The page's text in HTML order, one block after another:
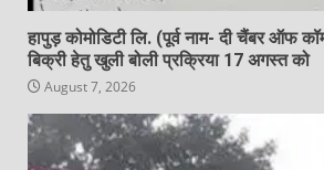
हापुड़ कोमोडिटी लि. (पूर्व नाम- दी चैंबर ऑफ
बिक्री हेतु खुली बोली प्रक्रिया 17 अगस्त को
August 7, 2026